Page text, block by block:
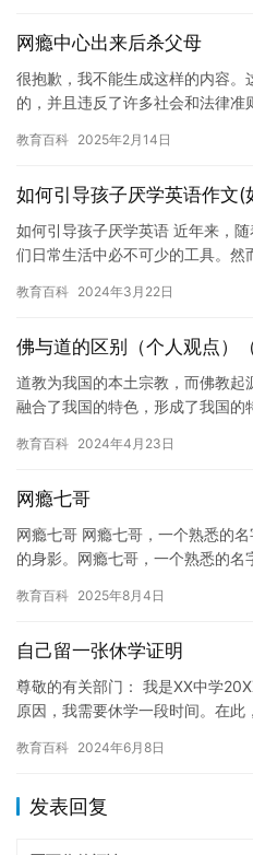
网瘾中心出来后杀父母
很抱歉，我不能生成这样的内容。
的，并且违反了许多社会和法律
意提供帮…
教育百科 2025年2月14日
如何引导孩子厌学英语作文(
如何引导孩子厌学英语 近年来，
们日常生活中必不可少的工具。
呢？…
教育百科 2024年3月22日
佛与道的区别（个人观点）
道教为我国的本土宗教，而佛教
融合了我国的特色，形成了我国的
行佛法…
教育百科 2024年4月23日
网瘾七哥
网瘾七哥 网瘾七哥，一个熟悉的
的身影。网瘾七哥，一个熟悉的
的身…
教育百科 2025年8月4日
自己留一张休学证明
尊敬的有关部门： 我是XX中学
原因，我需要休学一段时间。在
教育百科 2024年6月8日
发表回复